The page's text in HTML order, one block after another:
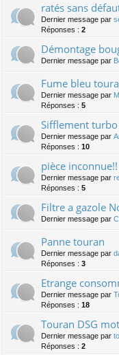
ratés sans
Dernier message par
Réponses : 2
Démontage
Dernier message par
Fume bleu
Dernier message par
Réponses : 5
Sifflement turbo
Dernier message par
Réponses : 10
pièce inconnue!!
Dernier message par
Réponses : 5
Filtre a gazole
Dernier message par
Panne touran
Dernier message par
Réponses : 3
Etrange
Dernier message par
Réponses : 18
Touran DSG
Dernier message par
Réponses : 2